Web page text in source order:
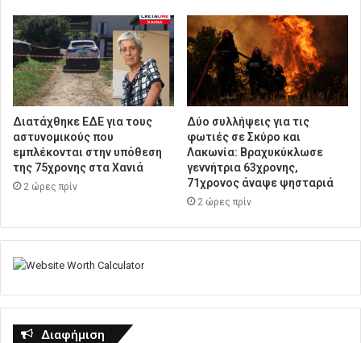
Διατάχθηκε ΕΔΕ για τους
αστυνομικούς που
εμπλέκονται στην υπόθεση
της 75χρονης στα Χανιά
2 ώρες πρίν
Δύο συλλήψεις για τις
φωτιές σε Σκύρο και
Λακωνία: Βραχυκύκλωσε
γεννήτρια 63χρονης,
71χρονος άναψε ψησταριά
2 ώρες πρίν
Διαφήμιση